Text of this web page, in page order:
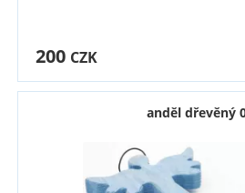
200 CZK
anděl dřevěný